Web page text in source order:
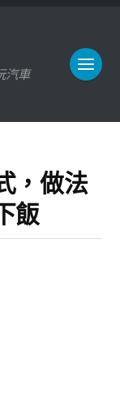
汽車
，做法
飯